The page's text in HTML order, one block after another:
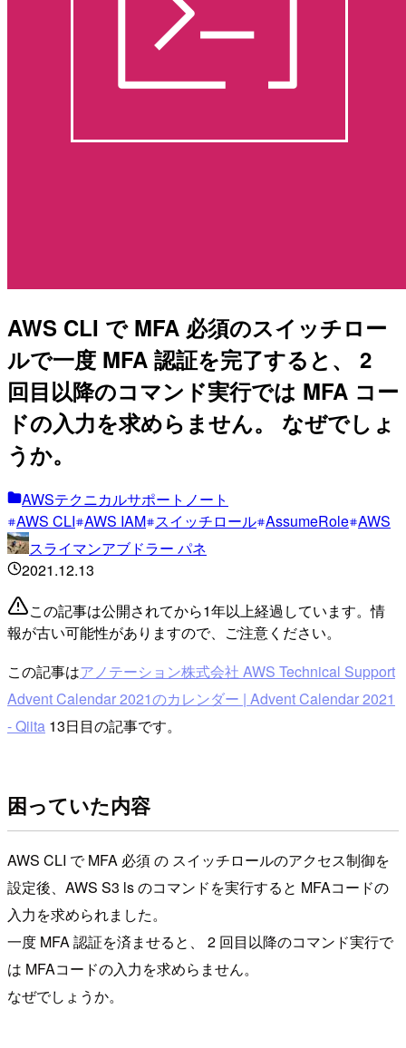
AWS CLI で MFA 必須のスイッチロー
ルで一度 MFA 認証を完了すると、 2
回目以降のコマンド実行では MFA コー
ドの入力を求めらません。 なぜでしょ
うか。
AWSテクニカルサポートノート
AWS CLI AWS IAM スイッチロール AssumeRole AWS
スライマンアブドラー パネ
2021.12.13
この記事は公開されてから1年以上経過しています。情
報が古い可能性がありますので、ご注意ください。
この記事はアノテーション株式会社 AWS Technical Support
Advent Calendar 2021のカレンダー | Advent Calendar 2021
- Qiita 13日目の記事です。
困っていた内容
AWS CLI で MFA 必須 の スイッチロールのアクセス制御を
設定後、AWS S3 ls のコマンドを実行すると MFAコードの
入力を求められました。
一度 MFA 認証を済ませると、 2 回目以降のコマンド実行で
は MFAコードの入力を求めらません。
なぜでしょうか。